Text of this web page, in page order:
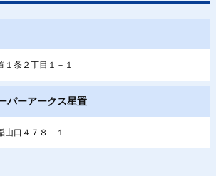
条２丁目１－１
パーアークス星置
山口４７８－１